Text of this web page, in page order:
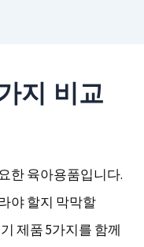
지 비교
한 육아용품입니다.
야 할지 막막할
제품 5가지를 함께